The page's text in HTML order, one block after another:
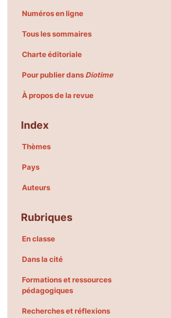
Numéros en ligne
Tous les sommaires
Charte éditoriale
Pour publier dans Diotime
À propos de la revue
Index
Thèmes
Pays
Auteurs
Rubriques
En classe
Dans la cité
Formations et ressources
pédagogiques
Recherches et réflexions